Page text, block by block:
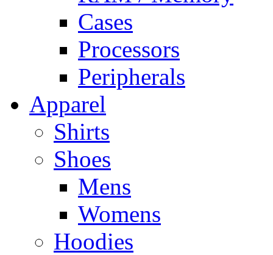
Cases
Processors
Peripherals
Apparel
Shirts
Shoes
Mens
Womens
Hoodies